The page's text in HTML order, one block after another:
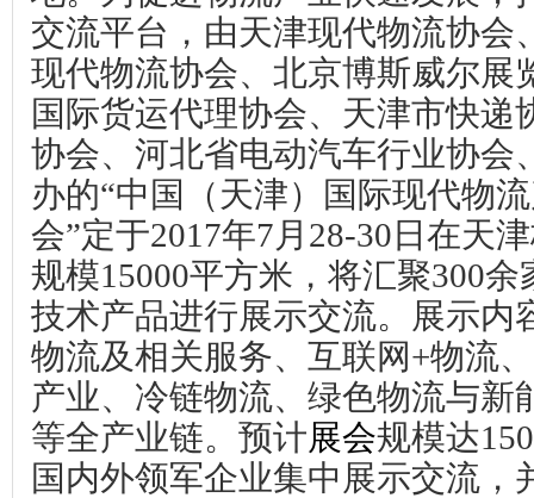
交流平台，由天津现代物流协会
现代物流协会、北京博斯威尔展
国际货运代理协会、天津市快递
协会、河北省电动汽车行业协会
办的“中国（天津）国际现代物
会”定于2017年7月 28-30 日在天
规模15000平方米，将汇聚300余
技术产品进行展示交流。展示内
物流及相关服务、互联网+物流
产业、冷链物流、绿色物流与新
等全产业链。预计展会规模达
国内外领军企业集中展示交流，